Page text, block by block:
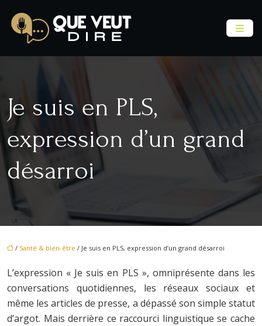
Je suis en PLS,
expression d’un grand
désarroi
/ Santé & bien-être / Je suis en PLS, expression d’un grand désarroi
L’expression « Je suis en PLS », omniprésente dans les
conversations quotidiennes, les réseaux sociaux et
même les articles de presse, a dépassé son simple statut
d’argot. Mais derrière ce raccourci linguistique se cache